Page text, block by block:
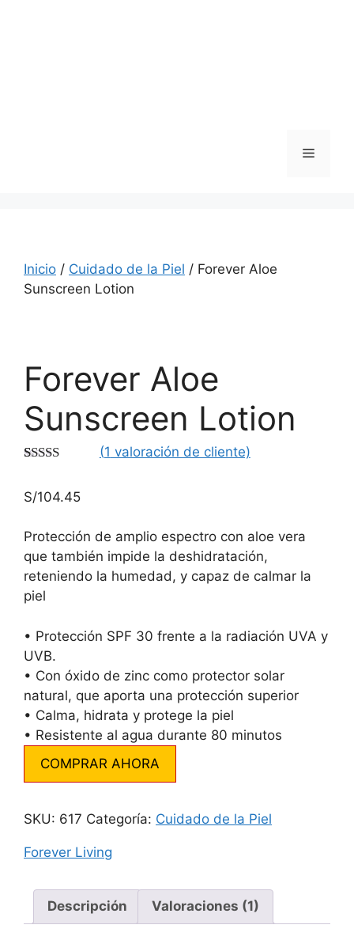
Menú
Inicio / Cuidado de la Piel / Forever Aloe
Sunscreen Lotion
Forever Aloe
Sunscreen Lotion
5 en base a
(1 valoración de cliente)
S/104.45
Protección de amplio espectro con aloe vera
que también impide la deshidratación,
reteniendo la humedad, y capaz de calmar la
piel
• Protección SPF 30 frente a la radiación UVA y
UVB.
• Con óxido de zinc como protector solar
natural, que aporta una protección superior
• Calma, hidrata y protege la piel
• Resistente al agua durante 80 minutos
COMPRAR AHORA
SKU: 617 Categoría: Cuidado de la Piel
Forever Living
Descripción Valoraciones (1)